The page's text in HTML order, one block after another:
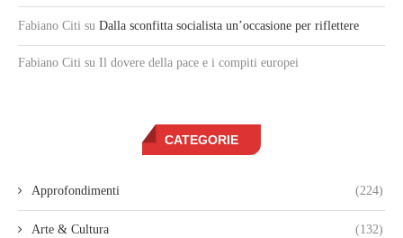
Fabiano Citi su Dalla sconfitta socialista un’occasione per riflettere
Fabiano Citi su Il dovere della pace e i compiti europei
CATEGORIE
Approfondimenti (224)
Arte & Cultura (132)